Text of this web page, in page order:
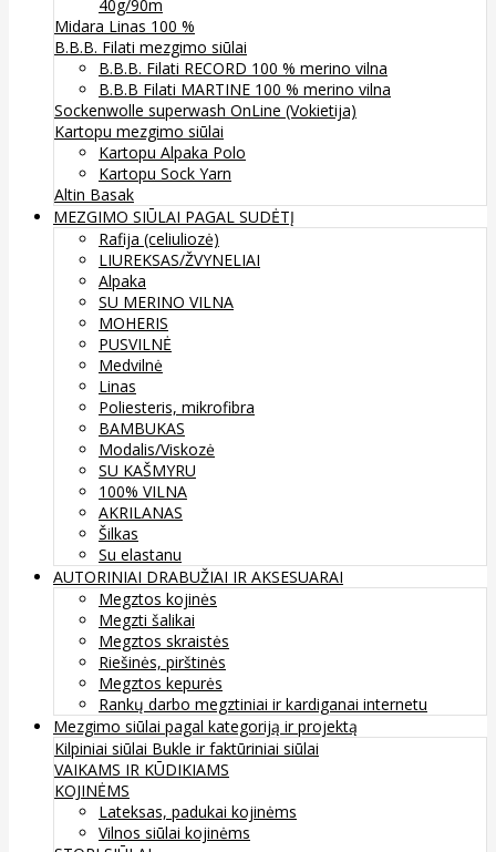
40g/90m
Midara Linas 100 %
B.B.B. Filati mezgimo siūlai
B.B.B. Filati RECORD 100 % merino vilna
B.B.B Filati MARTINE 100 % merino vilna
Sockenwolle superwash OnLine (Vokietija)
Kartopu mezgimo siūlai
Kartopu Alpaka Polo
Kartopu Sock Yarn
Altin Basak
MEZGIMO SIŪLAI PAGAL SUDĖTĮ
Rafija (celiuliozė)
LIUREKSAS/ŽVYNELIAI
Alpaka
SU MERINO VILNA
MOHERIS
PUSVILNĖ
Medvilnė
Linas
Poliesteris, mikrofibra
BAMBUKAS
Modalis/Viskozė
SU KAŠMYRU
100% VILNA
AKRILANAS
Šilkas
Su elastanu
AUTORINIAI DRABUŽIAI IR AKSESUARAI
Megztos kojinės
Megzti šalikai
Megztos skraistės
Riešinės, pirštinės
Megztos kepurės
Rankų darbo megztiniai ir kardiganai internetu
Mezgimo siūlai pagal kategoriją ir projektą
Kilpiniai siūlai Bukle ir faktūriniai siūlai
VAIKAMS IR KŪDIKIAMS
KOJINĖMS
Lateksas, padukai kojinėms
Vilnos siūlai kojinėms